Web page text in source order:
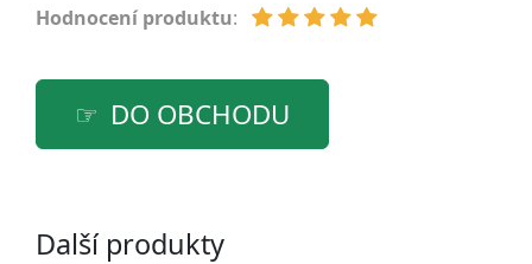
Hodnocení produktu:
DO OBCHODU
Další produkty